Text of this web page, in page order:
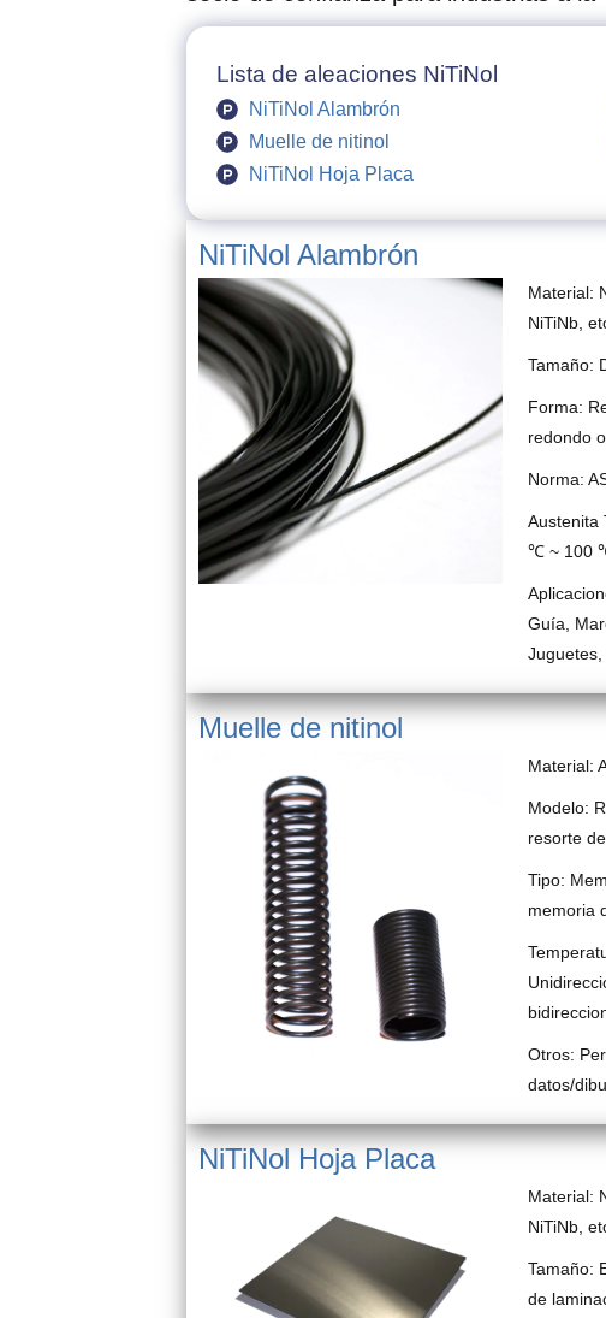
Lista de aleaciones NiTiNol
NiTiNol Alambrón
Muelle de nitinol
NiTiNol Hoja Placa
NiTiNol Alambrón
Material:
NiTiNb,
Tamaño:
Forma:
redondo
Norma:
Austenita
℃ ~ 100
Guía,
Juguetes,
Muelle de nitinol
Material:
Modelo:
resorte
Tipo:
memoria
Otros:
datos/
NiTiNol Hoja Placa
Material:
NiTiNb,
Tamaño:
de